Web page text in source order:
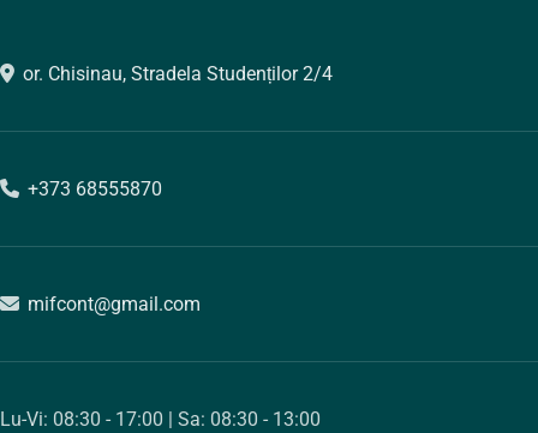
or. Chisinau, Stradela Studenților 2/4
+373 68555870
mifcont@gmail.com
Lu-Vi: 08:30 - 17:00 | Sa: 08:30 - 13:00